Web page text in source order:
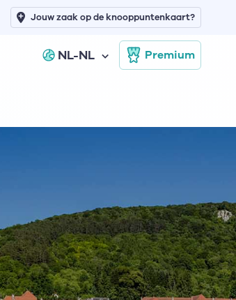
NL-NL Premium
Jouw zaak op de knooppuntenkaart?